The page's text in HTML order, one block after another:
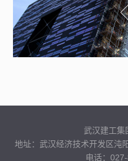
武汉建工集
地址：武汉经济技术开发区沌
电话：